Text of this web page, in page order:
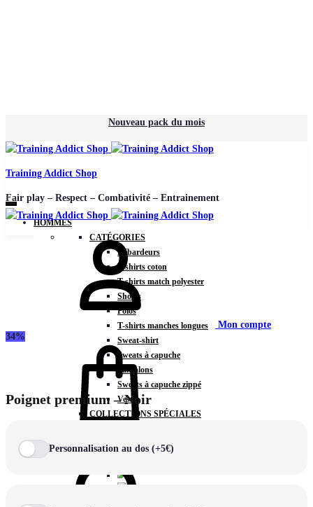
Nouveau pack du mois
Training Addict Shop
Fair play – Respect – Combativité – Entrainement
HOMMES
CATÉGORIES
Débardeurs
T-shirts coton
T-shirts match polyester
Shorts
Polos
T-shirts manches longues
Sweat-shirt
Sweats à capuche
Pantalons
Sweats à capuche zippé
Vestes
COLLECTIONS SPÉCIALES
Mon compte
34%
Poignet premium – Noir
Personnalisation au dos (+5€)